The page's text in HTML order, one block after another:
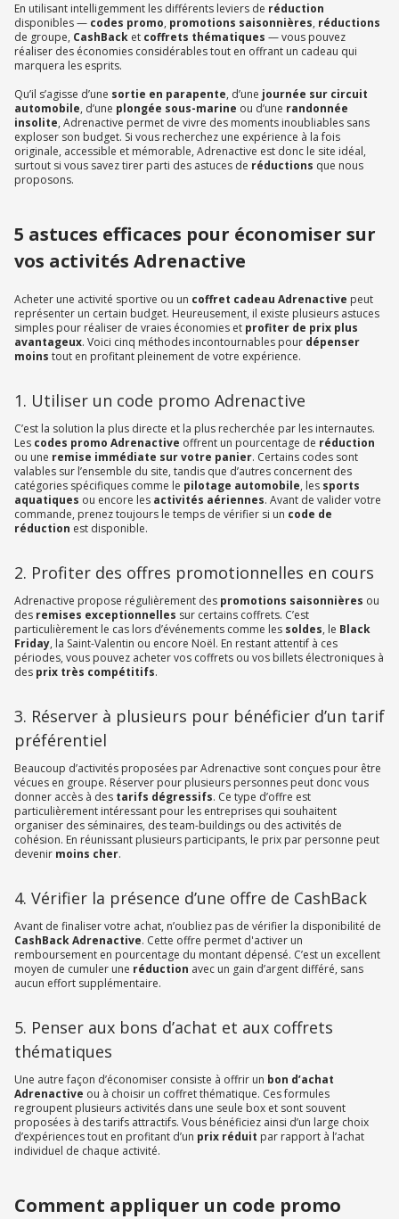
En utilisant intelligemment les différents leviers de réduction
disponibles — codes promo, promotions saisonnières, réductions
de groupe, CashBack et coffrets thématiques — vous pouvez
réaliser des économies considérables tout en offrant un cadeau qui
marquera les esprits.
Qu’il s’agisse d’une sortie en parapente, d’une journée sur circuit
automobile, d’une plongée sous-marine ou d’une randonnée
insolite, Adrenactive permet de vivre des moments inoubliables sans
exploser son budget. Si vous recherchez une expérience à la fois
originale, accessible et mémorable, Adrenactive est donc le site idéal,
surtout si vous savez tirer parti des astuces de réductions que nous
proposons.
5 astuces efficaces pour économiser sur
vos activités Adrenactive
Acheter une activité sportive ou un coffret cadeau Adrenactive peut
représenter un certain budget. Heureusement, il existe plusieurs astuces
simples pour réaliser de vraies économies et profiter de prix plus
avantageux. Voici cinq méthodes incontournables pour dépenser
moins tout en profitant pleinement de votre expérience.
1. Utiliser un code promo Adrenactive
C’est la solution la plus directe et la plus recherchée par les internautes.
Les codes promo Adrenactive offrent un pourcentage de réduction
ou une remise immédiate sur votre panier. Certains codes sont
valables sur l’ensemble du site, tandis que d’autres concernent des
catégories spécifiques comme le pilotage automobile, les sports
aquatiques ou encore les activités aériennes. Avant de valider votre
commande, prenez toujours le temps de vérifier si un code de
réduction est disponible.
2. Profiter des offres promotionnelles en cours
Adrenactive propose régulièrement des promotions saisonnières ou
des remises exceptionnelles sur certains coffrets. C’est
particulièrement le cas lors d’événements comme les soldes, le Black
Friday, la Saint-Valentin ou encore Noël. En restant attentif à ces
périodes, vous pouvez acheter vos coffrets ou vos billets électroniques à
des prix très compétitifs.
3. Réserver à plusieurs pour bénéficier d’un tarif
préférentiel
Beaucoup d’activités proposées par Adrenactive sont conçues pour être
vécues en groupe. Réserver pour plusieurs personnes peut donc vous
donner accès à des tarifs dégressifs. Ce type d’offre est
particulièrement intéressant pour les entreprises qui souhaitent
organiser des séminaires, des team-buildings ou des activités de
cohésion. En réunissant plusieurs participants, le prix par personne peut
devenir moins cher.
4. Vérifier la présence d’une offre de CashBack
Avant de finaliser votre achat, n’oubliez pas de vérifier la disponibilité de
CashBack Adrenactive. Cette offre permet d'activer un
remboursement en pourcentage du montant dépensé. C’est un excellent
moyen de cumuler une réduction avec un gain d’argent différé, sans
aucun effort supplémentaire.
5. Penser aux bons d’achat et aux coffrets
thématiques
Une autre façon d’économiser consiste à offrir un bon d’achat
Adrenactive ou à choisir un coffret thématique. Ces formules
regroupent plusieurs activités dans une seule box et sont souvent
proposées à des tarifs attractifs. Vous bénéficiez ainsi d’un large choix
d’expériences tout en profitant d’un prix réduit par rapport à l’achat
individuel de chaque activité.
Comment appliquer un code promo